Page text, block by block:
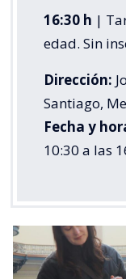
16:30 h |
edad. Sin
Dirección:
Santiago,
Fecha y
10:30 a las